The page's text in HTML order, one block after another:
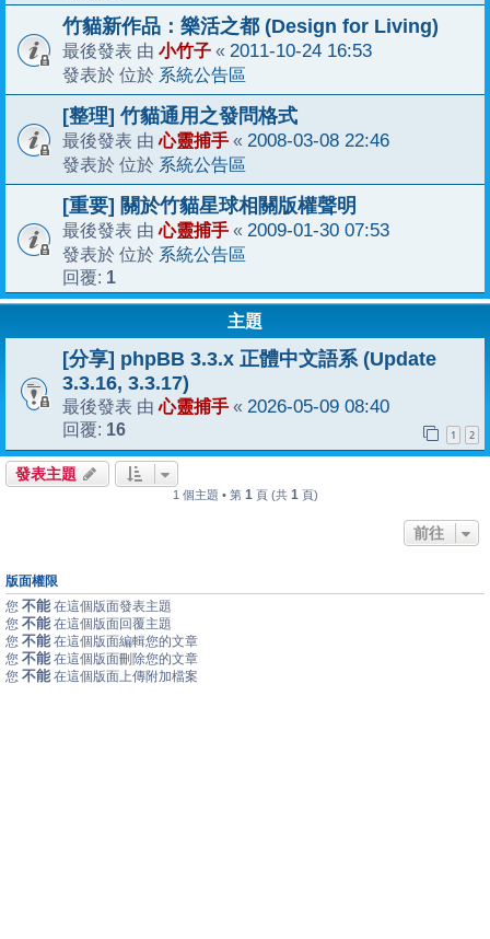
竹貓新作品：樂活之都 (Design for Living)
最後發表 由 小竹子 « 2011-10-24 16:53
發表於 位於 系統公告區
[整理] 竹貓通用之發問格式
最後發表 由心靈捕手 « 2008-03-08 22:46
發表於 位於 系統公告區
[重要] 關於竹貓星球相關版權聲明
最後發表 由心靈捕手 « 2009-01-30 07:53
發表於 位於 系統公告區
回覆: 1
主題
[分享] phpBB 3.3.x 正體中文語系 (Update
3.3.16, 3.3.17)
最後發表 由心靈捕手 « 2026-05-09 08:40
回覆: 16 1 2
發表主題
1 個主題 • 第 1 頁 (共 1 頁)
前往
版面權限
您 不能 在這個版面發表主題
您 不能 在這個版面回覆主題
您 不能 在這個版面編輯您的文章
您 不能 在這個版面刪除您的文章
您 不能 在這個版面上傳附加檔案